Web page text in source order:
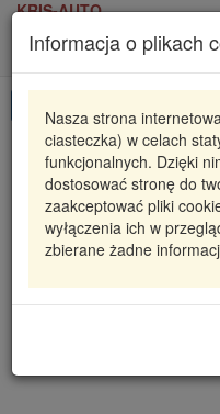
KRIS-AUTO
Informacja o plikach
Nasza strona
ciasteczka) w celach
funkcjonalnych. Dzięki
dostosować stronę do
zaakceptować pliki
wyłączenia ich w
zbierane żadne
Karta
S5050036
POMPA
(W212), 01.0